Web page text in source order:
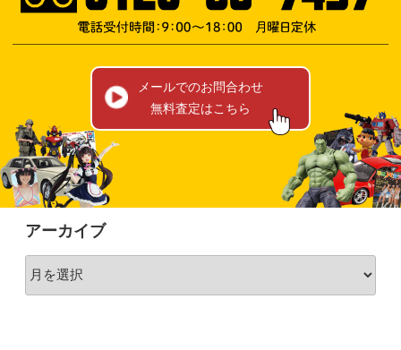
メールでのお問合わせ
無料査定はこちら
アーカイブ